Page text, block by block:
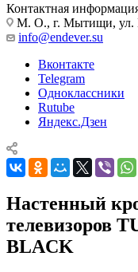
Контактная
М. О., г. Мытищи, ул.
info@endever.su
Вконтакте
Telegram
Одноклассники
Rutube
Яндекс.Дзен
Настенный
телевизоров
BLACK